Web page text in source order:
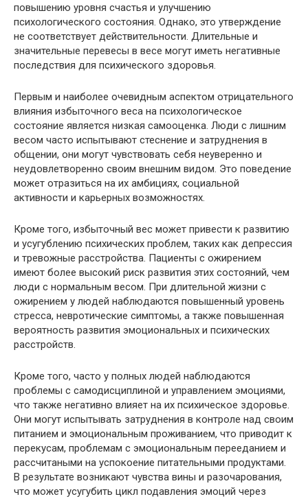
повышению уровня счастья и улучшению
психологического состояния. Однако, это утверждение
не соответствует действительности. Длительные и
значительные перевесы в весе могут иметь негативные
последствия для психического здоровья.
Первым и наиболее очевидным аспектом отрицательного
влияния избыточного веса на психологическое
состояние является низкая самооценка. Люди с лишним
весом часто испытывают стеснение и затруднения в
общении, они могут чувствовать себя неуверенно и
неудовлетворенно своим внешним видом. Это поведение
может отразиться на их амбициях, социальной
активности и карьерных возможностях.
Кроме того, избыточный вес может привести к развитию
и усугублению психических проблем, таких как депрессия
и тревожные расстройства. Пациенты с ожирением
имеют более высокий риск развития этих состояний, чем
люди с нормальным весом. При длительной жизни с
ожирением у людей наблюдаются повышенный уровень
стресса, невротические симптомы, а также повышенная
вероятность развития эмоциональных и психических
расстройств.
Кроме того, часто у полных людей наблюдаются
проблемы с самодисциплиной и управлением эмоциями,
что также негативно влияет на их психическое здоровье.
Они могут испытывать затруднения в контроле над своим
питанием и эмоциональным проживанием, что приводит к
перекусам, проблемам с эмоциональным перееданием и
рассчитаными на успокоение питательными продуктами.
В результате возникают чувства вины и разочарования,
что может усугубить цикл подавления эмоций через